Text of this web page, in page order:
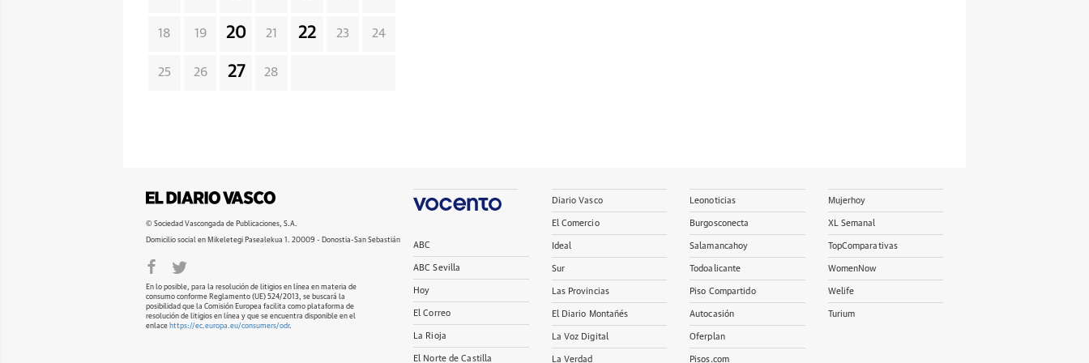
18 19 20 21 22 23 24
25 26 27 28
© Sociedad Vascongada de Publicaciones, S.A.
Domicilio social en Mikeletegi Pasealekua 1. 20009 - Donostia-San Sebastián
En lo posible, para la resolución de litigios en línea en materia de
consumo conforme Reglamento (UE) 524/2013, se buscará la
posibilidad que la Comisión Europea facilita como plataforma de
resolución de litigios en línea y que se encuentra disponible en el
enlace https://ec.europa.eu/consumers/odr.
ABC
ABC Sevilla
Hoy
El Correo
La Rioja
El Norte de Castilla
Diario Vasco
El Comercio
Ideal
Sur
Las Provincias
El Diario Montañés
La Voz Digital
La Verdad
Leonoticias
Burgosconecta
Salamancahoy
Todoalicante
Piso Compartido
Autocasión
Oferplan
Pisos.com
Mujerhoy
XL Semanal
TopComparativas
WomenNow
Welife
Turium